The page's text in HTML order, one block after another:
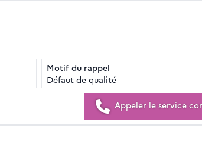
Motif du rappel
Défaut de qualité
Appeler le service